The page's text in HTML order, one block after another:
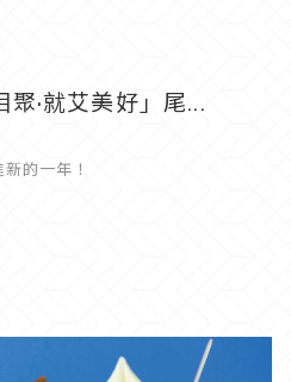
·就艾美好」尾...
的一年！